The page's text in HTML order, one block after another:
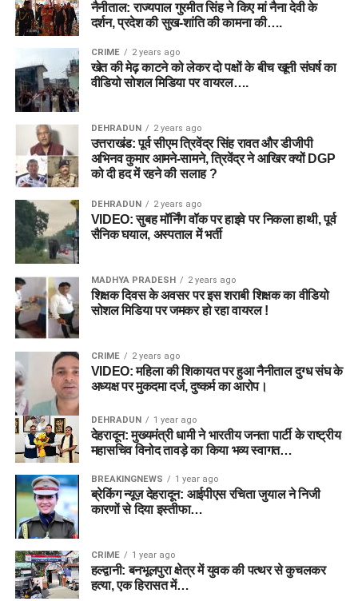
नैनीताल: राज्यपाल गुरमीत सिंह ने किए मां नैना देवी के
दर्शन, प्रदेश की सुख-शांति की कामना की….
CRIME 2 years ago
खेत की मेढ़ काटने को लेकर दो पक्षों के बीच खूनी संघर्ष का
वीडियो सोशल मिडिया पर वायरल….
DEHRADUN 2 years ago
उत्तराखंड: पूर्व सीएम त्रिवेंद्र सिंह रावत और डीजीपी
अभिनव कुमार आमने-सामने, त्रिवेंद्र ने आखिर क्यों DGP
को दी हद में रहने की सलाह ?
DEHRADUN 2 years ago
VIDEO: सुबह मॉर्निंग वॉक पर हाइवे पर निकला हाथी, पूर्व
सैनिक घयाल, अस्पताल में भर्ती
MADHYA PRADESH 2 years ago
शिक्षक दिवस के अवसर पर इस शराबी शिक्षक का वीडियो
सोशल मिडिया पर जमकर हो रहा वायरल !
CRIME 2 years ago
VIDEO: महिला की शिकायत पर हुआ नैनीताल दुग्ध संघ के
अध्यक्ष पर मुकदमा दर्ज, दुष्कर्म का आरोप।
DEHRADUN 1 year ago
देहरादून: मुख्यमंत्री धामी ने भारतीय जनता पार्टी के राष्ट्रीय
महासचिव विनोद तावड़े का किया भव्य स्वागत…
BREAKINGNEWS 1 year ago
ब्रेकिंग न्यूज़ देहरादून: आईपीएस रचिता जुयाल ने निजी
कारणों से दिया इस्तीफा…
CRIME 1 year ago
हल्द्वानी: बनभूलपुरा क्षेत्र में युवक की पत्थर से कुचलकर
हत्या, एक हिरासत में…